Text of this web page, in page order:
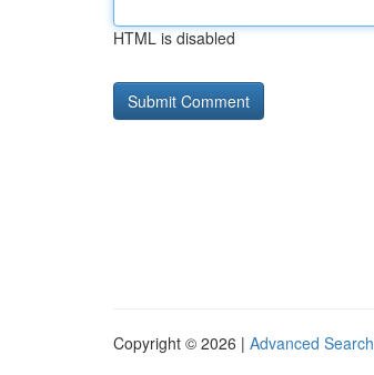
HTML is disabled
Copyright © 2026 | Advanced Search